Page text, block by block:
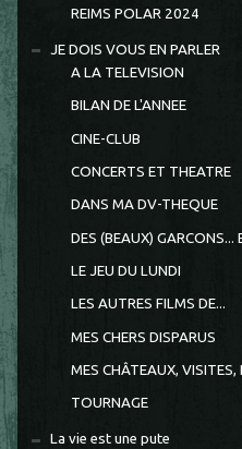
REIMS POLAR 2024
JE DOIS VOUS EN PARLER
A LA TELEVISION
BILAN DE L'ANNEE
CINE-CLUB
CONCERTS ET THEATRE
DANS MA DV-THEQUE
DES (BEAUX) GARCONS...
LE JEU DU LUNDI
LES AUTRES FILMS DE...
MES CHERS DISPARUS
MES CHÂTEAUX, VISITES,
TOURNAGE
La vie est une pute